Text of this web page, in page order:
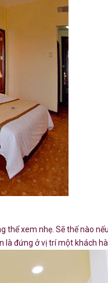
thể xem nhẹ. Sẽ thế nào
là đứng ở vị trí một khách